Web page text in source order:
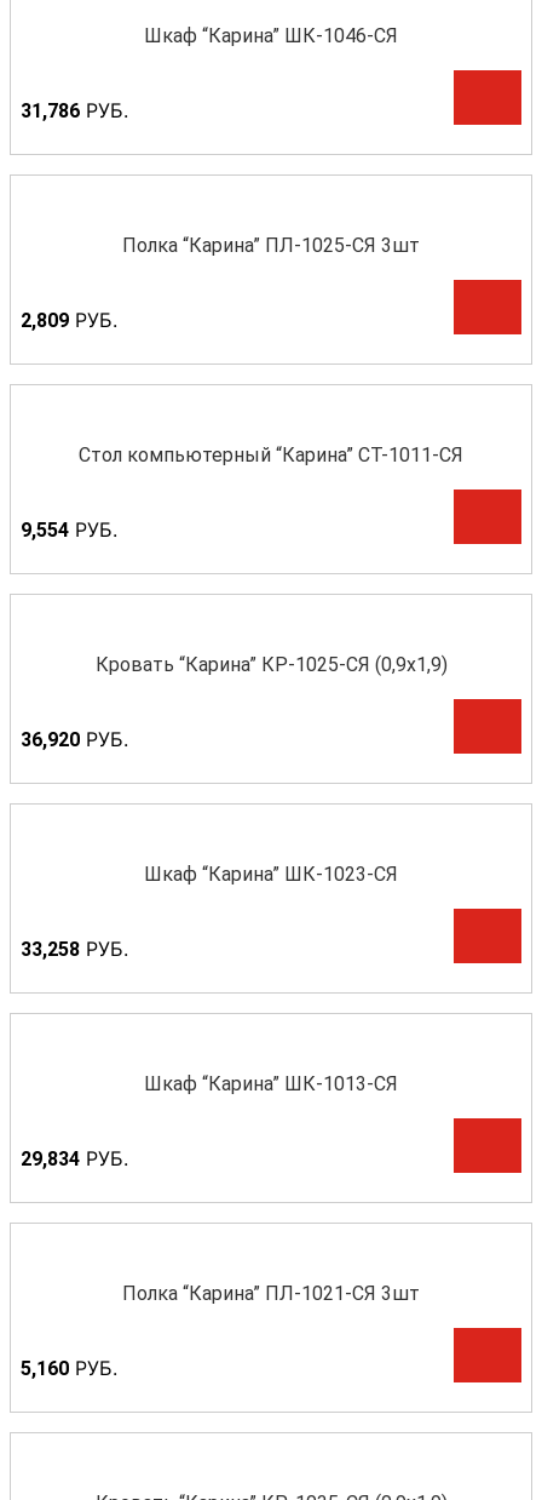
Шкаф “Карина” ШК-1046-СЯ
31,786 РУБ.
Полка “Карина” ПЛ-1025-СЯ 3шт
2,809 РУБ.
Стол компьютерный “Карина” СТ-1011-СЯ
9,554 РУБ.
Кровать “Карина” КР-1025-СЯ (0,9х1,9)
36,920 РУБ.
Шкаф “Карина” ШК-1023-СЯ
33,258 РУБ.
Шкаф “Карина” ШК-1013-СЯ
29,834 РУБ.
Полка “Карина” ПЛ-1021-СЯ 3шт
5,160 РУБ.